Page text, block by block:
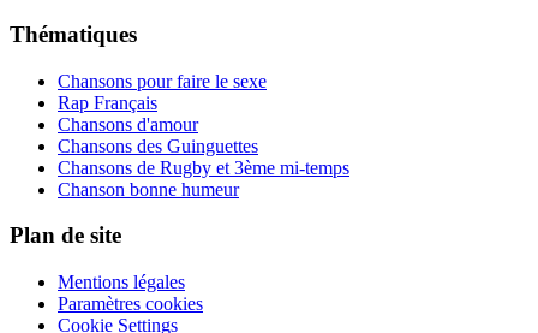
Thématiques
Chansons pour faire le sexe
Rap Français
Chansons d'amour
Chansons des Guinguettes
Chansons de Rugby et 3ème mi-temps
Chanson bonne humeur
Plan de site
Mentions légales
Paramètres cookies
Cookie Settings